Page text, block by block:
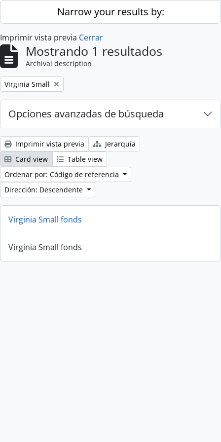
Skip to main contentNarrow your results by:
Imprimir vista previa Cerrar
Mostrando 1 resultados
Archival description
Remove filter:
Virginia Small
Opciones avanzadas de búsqueda
Imprimir vista previa
Jerarquía
Card view
Table view
Ordenar por: Código de referencia
Dirección: Descendente
Virginia Small fonds
Virginia Small fonds